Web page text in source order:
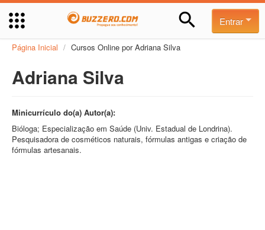
Entrar
Página Inicial / Cursos Online por Adriana Silva
Adriana Silva
Minicurrículo do(a) Autor(a):
Bióloga; Especialização em Saúde (Univ. Estadual de Londrina).
Pesquisadora de cosméticos naturais, fórmulas antigas e criação de
fórmulas artesanais.